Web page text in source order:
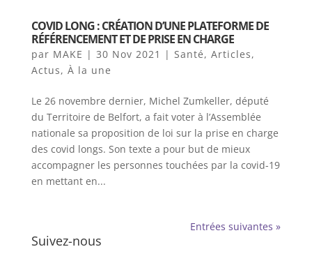
COVID LONG : CRÉATION D’UNE PLATEFORME DE
RÉFÉRENCEMENT ET DE PRISE EN CHARGE
par MAKE | 30 Nov 2021 | Santé, Articles,
Actus, À la une
Le 26 novembre dernier, Michel Zumkeller, député
du Territoire de Belfort, a fait voter à l’Assemblée
nationale sa proposition de loi sur la prise en charge
des covid longs. Son texte a pour but de mieux
accompagner les personnes touchées par la covid-19
en mettant en...
Entrées suivantes »
Suivez-nous